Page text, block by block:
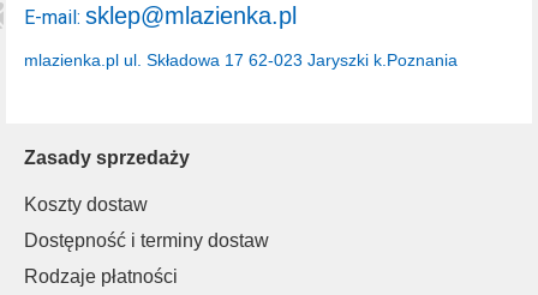
Zasady sprzedaży
Koszty dostaw
Dostępność i terminy dostaw
Rodzaje płatności
mlazienka.pl ul. Składowa 17 62-023 Jaryszki k.Poznania
E-mail: sklep@mlazienka.pl